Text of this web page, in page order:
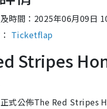
時間：2025年06月09日
Ticketflap
Stripes
式公佈The Red Stripes